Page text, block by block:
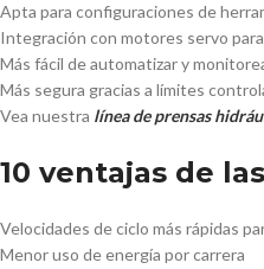
Apta para configuraciones de
Integración con motores servo
Más fácil de automatizar y
Más segura gracias a límites
Vea nuestra línea de prensas
10 ventajas de
Velocidades de ciclo más rápidas
Menor uso de energía por carrera